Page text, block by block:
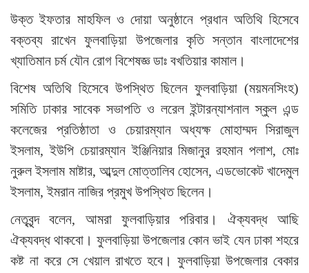
উক্ত ইফতার মাহফিল ও দোয়া অনুষ্ঠানে প্রধান অতিথি হিসেবে
বক্তব্য রাখেন ফুলবাড়িয়া উপজেলার কৃতি সন্তান বাংলাদেশের
খ্যাতিমান চর্ম যৌন রোগ বিশেষজ্ঞ ডাঃ বখতিয়ার কামাল।
বিশেষ অতিথি হিসেবে উপস্থিত ছিলেন ফুলবাড়িয়া (ময়মনসিংহ)
সমিতি ঢাকার সাবেক সভাপতি ও লরেল ইন্টারন্যাশনাল স্কুল এন্ড
কলেজের প্রতিষ্ঠাতা ও চেয়ারম্যান অধ্যক্ষ মোহাম্মদ সিরাজুল
ইসলাম, ইউপি চেয়ারম্যান ইঞ্জিনিয়ার মিজানুর রহমান পলাশ, মোঃ
নুরুল ইসলাম মাষ্টার, আব্দুল মোত্তালিব হোসেন, এডভোকেট খাদেমুল
ইসলাম, ইমরান নাজির প্রমুখ উপস্থিত ছিলেন।
নেতৃবৃন্দ বলেন, আমরা ফুলবাড়িয়ার পরিবার। ঐক্যবদ্ধ আছি
ঐক্যবদ্ধ থাকবো। ফুলবাড়িয়া উপজেলার কোন ভাই যেন ঢাকা শহরে
কষ্ট না করে সে খেয়াল রাখতে হবে। ফুলবাড়িয়া উপজেলার বেকার